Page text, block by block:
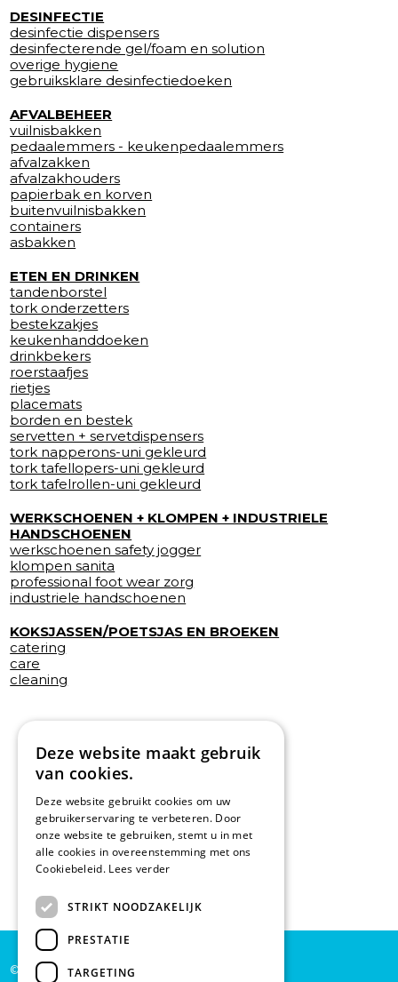
DESINFECTIE
desinfectie dispensers
desinfecterende gel/foam en solution
overige hygiene
gebruiksklare desinfectiedoeken
AFVALBEHEER
vuilnisbakken
pedaalemmers - keukenpedaalemmers
afvalzakken
afvalzakhouders
papierbak en korven
buitenvuilnisbakken
containers
asbakken
ETEN EN DRINKEN
tandenborstel
tork onderzetters
bestekzakjes
keukenhanddoeken
drinkbekers
roerstaafjes
rietjes
placemats
borden en bestek
servetten + servetdispensers
tork napperons-uni gekleurd
tork tafellopers-uni gekleurd
tork tafelrollen-uni gekleurd
WERKSCHOENEN + KLOMPEN + INDUSTRIELE
HANDSCHOENEN
werkschoenen safety jogger
klompen sanita
professional foot wear zorg
industriele handschoenen
KOKSJASSEN/POETSJAS EN BROEKEN
catering
care
cleaning
© De Backer CP bv
Deze website maakt gebruik
van cookies.
Deze website gebruikt cookies om uw
gebruikerservaring te verbeteren. Door
onze website te gebruiken, stemt u in met
alle cookies in overeenstemming met ons
Cookiebeleid. Lees verder
STRIKT NOODZAKELIJK
PRESTATIE
TARGETING